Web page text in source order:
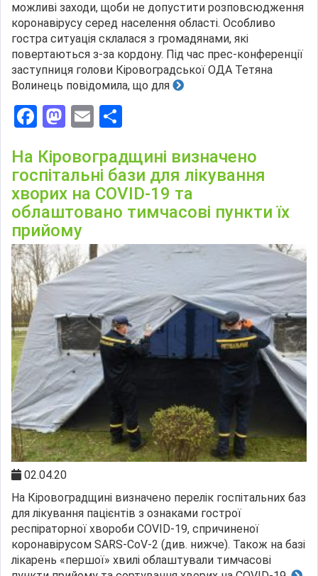
можливі заходи, щоби не допустити розповсюдження
коронавірусу серед населення області. Особливо
гостра ситуація склалася з громадянами, які
повертаються з-за кордону. Під час прес-конференції
заступниця голови Кіровоградської ОДА Тетяна
Волинець повідомила, що для
Facebook
Mastodon
Email
На Кіровоградщині визначено
госпітальні бази для лікування
хворих на COVID-19 та
облаштовано тимчасові пункти їх
прийому
02.04.20
На Кіровоградщині визначено перелік госпітальних баз
для лікування пацієнтів з ознаками гострої
респіраторної хвороби COVID-19, спричиненої
коронавірусом SARS-CoV-2 (див. нижче). Також на базі
лікарень «першої» хвилі облаштували тимчасові